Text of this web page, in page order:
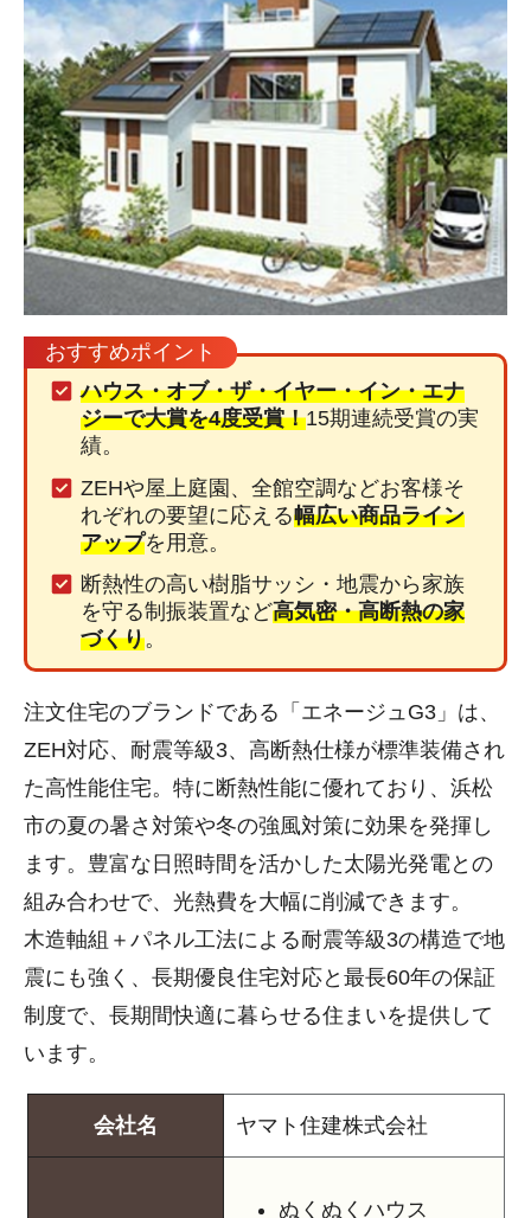
おすすめポイント
ハウス・オブ・ザ・イヤー・イン・エナ
ジーで大賞を4度受賞！15期連続受賞の実
績。
ZEHや屋上庭園、全館空調などお客様そ
れぞれの要望に応える幅広い商品ライン
アップを用意。
断熱性の高い樹脂サッシ・地震から家族
を守る制振装置など高気密・高断熱の家
づくり。
注文住宅のブランドである「エネージュG3」は、
ZEH対応、耐震等級3、高断熱仕様が標準装備され
た高性能住宅。特に断熱性能に優れており、浜松
市の夏の暑さ対策や冬の強風対策に効果を発揮し
ます。豊富な日照時間を活かした太陽光発電との
組み合わせで、光熱費を大幅に削減できます。
木造軸組＋パネル工法による耐震等級3の構造で地
震にも強く、長期優良住宅対応と最長60年の保証
制度で、長期間快適に暮らせる住まいを提供して
います。
会社名 ヤマト住建株式会社
ぬくぬくハウス